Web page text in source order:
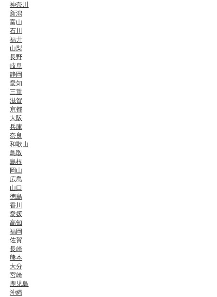
神奈川
新潟
富山
石川
福井
山梨
長野
岐阜
静岡
愛知
三重
滋賀
京都
大阪
兵庫
奈良
和歌山
鳥取
島根
岡山
広島
山口
徳島
香川
愛媛
高知
福岡
佐賀
長崎
熊本
大分
宮崎
鹿児島
沖縄